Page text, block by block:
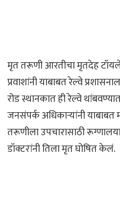
मृत तरूणी आरतीचा मृतदेह
प्रवाशांनी याबाबत रेल्वे
रोड स्थानकात ही रेल्वे
जनसंपर्क अधिकाऱ्यांनी याबाबत
तरूणीला उपचारासाठी
डॉक्टरांनी तिला मृत घोषित केलं.